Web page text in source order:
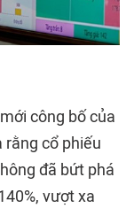
công bố của
rằng cổ phiếu
đã bứt phá
vượt xa